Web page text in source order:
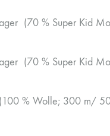
(70 % Super Kid
(70 % Super Kid
% Wolle; 300 m/